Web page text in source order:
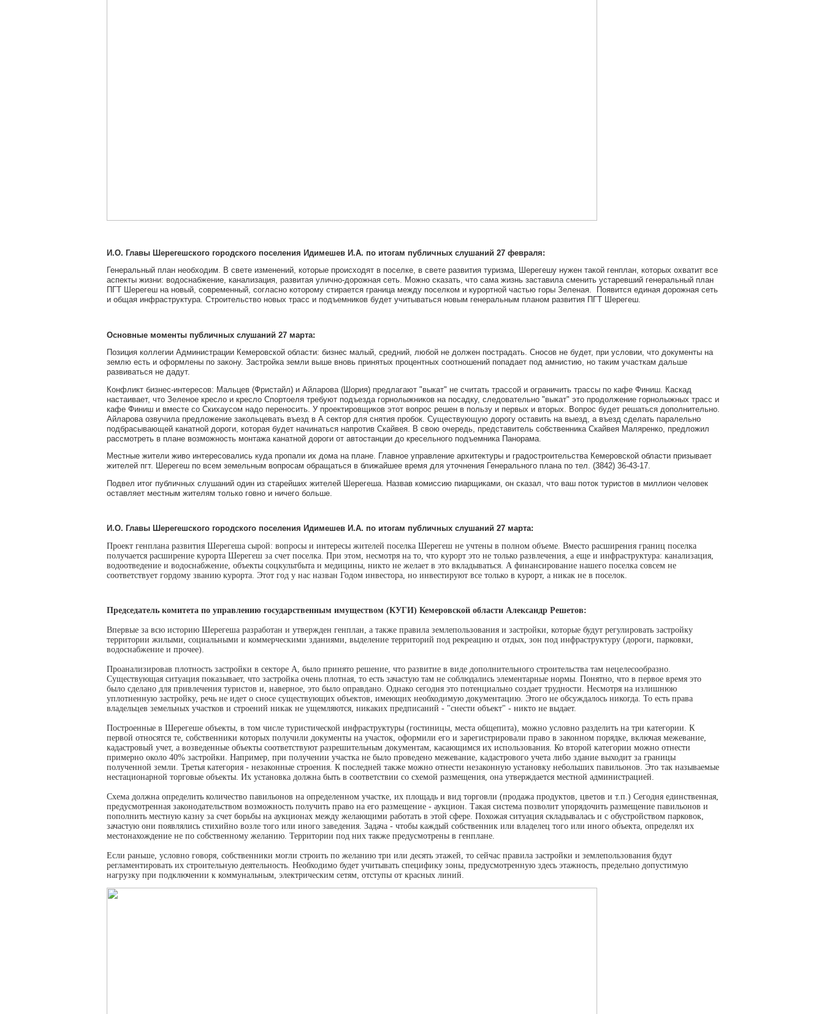
И.О. Главы Шерегешского городского поселения Идимешев И.А. по итогам публичных слушаний 27 февраля:
Генеральный план необходим. В свете изменений, которые происходят в поселке, в свете развития туризма, Шерегешу нужен такой генплан, которых охватит все
аспекты жизни: водоснабжение, канализация, развитая улично-дорожная сеть. Можно сказать, что сама жизнь заставила сменить устаревший генеральный план
ПГТ Шерегеш на новый, современный, согласно которому стирается граница между поселком и курортной частью горы Зеленая. Появится единая дорожная сеть
и общая инфраструктура. Строительство новых трасс и подъемников будет учитываться новым генеральным планом развития ПГТ Шерегеш.
Основные моменты публичных слушаний 27 марта:
Позиция коллегии Администрации Кемеровской области: бизнес малый, средний, любой не должен пострадать. Сносов не будет, при условии, что документы на
землю есть и оформлены по закону. Застройка земли выше вновь принятых процентных соотношений попадает под амнистию, но таким участкам дальше
развиваться не дадут.
Конфликт бизнес-интересов: Мальцев (Фристайл) и Айларова (Шория) предлагают "выкат" не считать трассой и ограничить трассы по кафе Финиш. Каскад
настаивает, что Зеленое кресло и кресло Спортоеля требуют подъезда горнолыжников на посадку, следовательно "выкат" это продолжение горнолыжных трасс и
кафе Финиш и вместе со Скихаусом надо переносить. У проектировщиков этот вопрос решен в пользу и первых и вторых. Вопрос будет решаться дополнительно.
Айларова озвучила предложение закольцевать въезд в А сектор для снятия пробок. Существующую дорогу оставить на выезд, а въезд сделать паралельно
подбрасывающей канатной дороги, которая будет начинаться напротив Скайвея. В свою очередь, представитель собственника Скайвея Маляренко, предложил
рассмотреть в плане возможность монтажа канатной дороги от автостанции до кресельного подъемника Панорама.
Местные жители живо интересовались куда пропали их дома на плане. Главное управление архитектуры и градостроительства Кемеровской области призывает
жителей пгт. Шерегеш по всем земельным вопросам обращаться в ближайшее время для уточнения Генерального плана по тел. (3842) 36-43-17.
Подвел итог публичных слушаний один из старейших жителей Шерегеша. Назвав комиссию пиарщиками, он сказал, что ваш поток туристов в миллион человек
оставляет местным жителям только говно и ничего больше.
И.О. Главы Шерегешского городского поселения Идимешев И.А. по итогам публичных слушаний 27 марта:
Проект генплана развития Шерегеша сырой: вопросы и интересы жителей поселка Шерегеш не учтены в полном объеме. Вместо расширения границ поселка
получается расширение курорта Шерегеш за счет поселка. При этом, несмотря на то, что курорт это не только развлечения, а еще и инфраструктура: канализация,
водоотведение и водоснабжение, объекты соцкультбыта и медицины, никто не желает в это вкладываться. А финансирование нашего поселка совсем не
соответствует гордому званию курорта. Этот год у нас назван Годом инвестора, но инвестируют все только в курорт, а никак не в поселок.
Председатель комитета по управлению государственным имуществом (КУГИ) Кемеровской области Александр Решетов:
Впервые за всю историю Шерегеша разработан и утвержден генплан, а также правила землепользования и застройки, которые будут регулировать застройку
территории жилыми, социальными и коммерческими зданиями, выделение территорий под рекреацию и отдых, зон под инфраструктуру (дороги, парковки,
водоснабжение и прочее).
Проанализировав плотность застройки в секторе А, было принято решение, что развитие в виде дополнительного строительства там нецелесообразно.
Существующая ситуация показывает, что застройка очень плотная, то есть зачастую там не соблюдались элементарные нормы. Понятно, что в первое время это
было сделано для привлечения туристов и, наверное, это было оправдано. Однако сегодня это потенциально создает трудности. Несмотря на излишнюю
уплотненную застройку, речь не идет о сносе существующих объектов, имеющих необходимую документацию. Этого не обсуждалось никогда. То есть права
владельцев земельных участков и строений никак не ущемляются, никаких предписаний - "снести объект" - никто не выдает.
Построенные в Шерегеше объекты, в том числе туристической инфраструктуры (гостиницы, места общепита), можно условно разделить на три категории. К
первой относятся те, собственники которых получили документы на участок, оформили его и зарегистрировали право в законном порядке, включая межевание,
кадастровый учет, а возведенные объекты соответствуют разрешительным документам, касающимся их использования. Ко второй категории можно отнести
примерно около 40% застройки. Например, при получении участка не было проведено межевание, кадастрового учета либо здание выходит за границы
полученной земли. Третья категория - незаконные строения. К последней также можно отнести незаконную установку небольших павильонов. Это так называемые
нестационарной торговые объекты. Их установка должна быть в соответствии со схемой размещения, она утверждается местной администрацией.
Схема должна определить количество павильонов на определенном участке, их площадь и вид торговли (продажа продуктов, цветов и т.п.) Сегодня единственная,
предусмотренная законодательством возможность получить право на его размещение - аукцион. Такая система позволит упорядочить размещение павильонов и
пополнить местную казну за счет борьбы на аукционах между желающими работать в этой сфере. Похожая ситуация складывалась и с обустройством парковок,
зачастую они появлялись стихийно возле того или иного заведения. Задача - чтобы каждый собственник или владелец того или иного объекта, определял их
местонахождение не по собственному желанию. Территории под них также предусмотрены в генплане.
Если раньше, условно говоря, собственники могли строить по желанию три или десять этажей, то сейчас правила застройки и землепользования будут
регламентировать их строительную деятельность. Необходимо будет учитывать специфику зоны, предусмотренную здесь этажность, предельно допустимую
нагрузку при подключении к коммунальным, электрическим сетям, отступы от красных линий.